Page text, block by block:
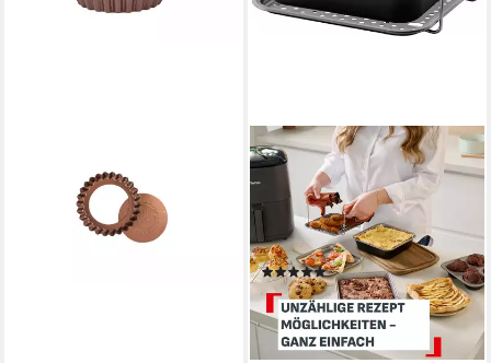
Tarteform Mini - 4er Set, mit
Hebeboden
lieferbar - in 2-3 Werktagen bei dir
TEFAL
Backform Dail'Easy,
Backeinsatz für die
Heißluftfritteuse, (Set 3-tlg),
stapelbar, antihaftbeschichtet
(3)
30,49 € UVP39,99 €
-24%
lieferbar - in 1-2 Werktagen bei dir